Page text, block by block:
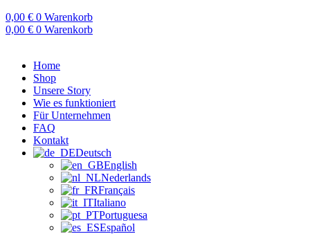
0,00 € 0 Warenkorb
0,00 € 0 Warenkorb
Home
Shop
Unsere Story
Wie es funktioniert
Für Unternehmen
FAQ
Kontakt
Deutsch
English
Nederlands
Français
Italiano
Portuguesa
Español